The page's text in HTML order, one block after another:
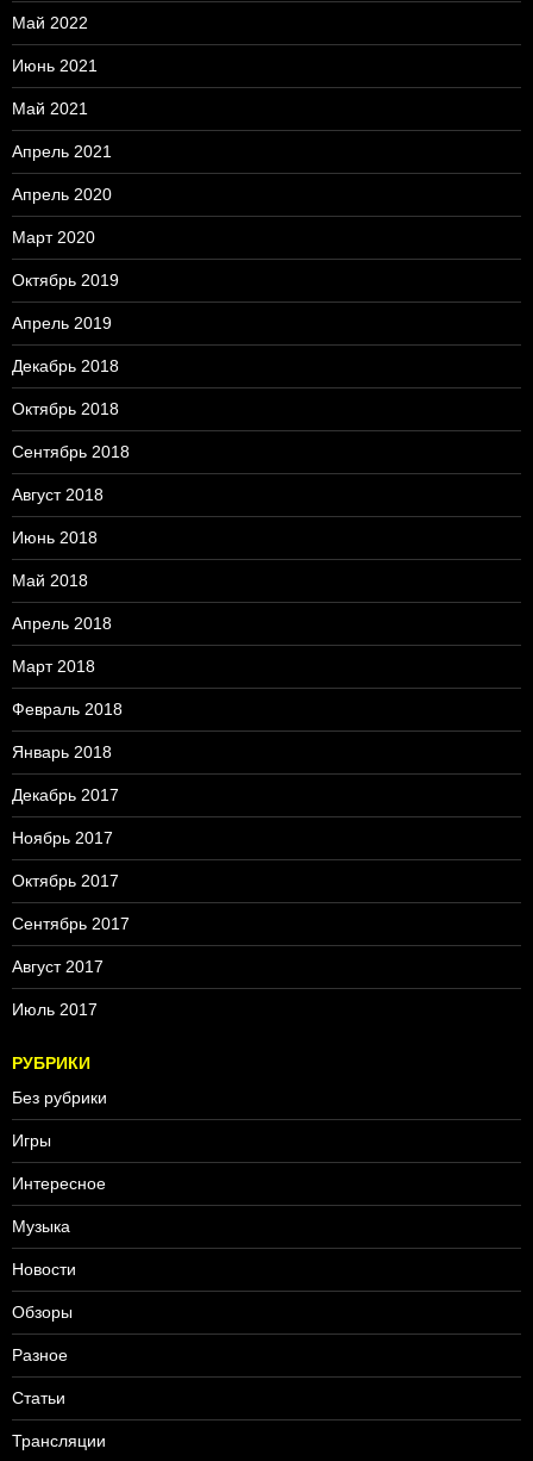
Май 2022
Июнь 2021
Май 2021
Апрель 2021
Апрель 2020
Март 2020
Октябрь 2019
Апрель 2019
Декабрь 2018
Октябрь 2018
Сентябрь 2018
Август 2018
Июнь 2018
Май 2018
Апрель 2018
Март 2018
Февраль 2018
Январь 2018
Декабрь 2017
Ноябрь 2017
Октябрь 2017
Сентябрь 2017
Август 2017
Июль 2017
РУБРИКИ
Без рубрики
Игры
Интересное
Музыка
Новости
Обзоры
Разное
Статьи
Трансляции